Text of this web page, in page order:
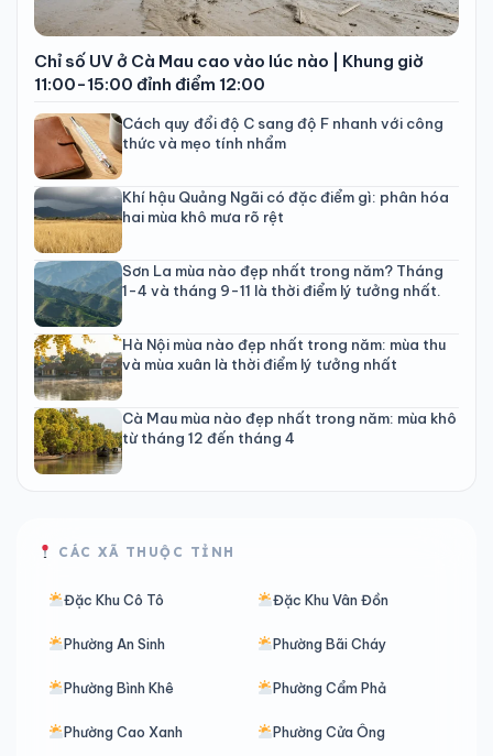
Chỉ số UV ở Cà Mau cao vào lúc nào | Khung giờ
11:00-15:00 đỉnh điểm 12:00
Cách quy đổi độ C sang độ F nhanh với công
thức và mẹo tính nhẩm
Khí hậu Quảng Ngãi có đặc điểm gì: phân hóa
hai mùa khô mưa rõ rệt
Sơn La mùa nào đẹp nhất trong năm? Tháng
1-4 và tháng 9-11 là thời điểm lý tưởng nhất.
Hà Nội mùa nào đẹp nhất trong năm: mùa thu
và mùa xuân là thời điểm lý tưởng nhất
Cà Mau mùa nào đẹp nhất trong năm: mùa khô
từ tháng 12 đến tháng 4
CÁC XÃ THUỘC TỈNH
Đặc Khu Cô Tô Đặc Khu Vân Đồn
Phường An Sinh Phường Bãi Cháy
Phường Bình Khê Phường Cẩm Phả
Phường Cao Xanh Phường Cửa Ông